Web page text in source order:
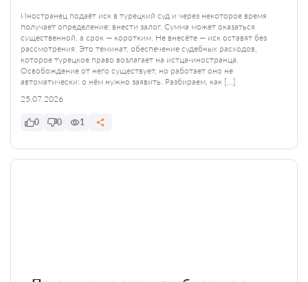
Иностранец подаёт иск в турецкий суд и через некоторое время
получает определение: внести залог. Сумма может оказаться
существенной, а срок — коротким. Не внесёте — иск оставят без
рассмотрения. Это теминат, обеспечение судебных расходов,
которое турецкое право возлагает на истца-иностранца.
Освобождение от него существует, но работает оно не
автоматически: о нём нужно заявить. Разбираем, как […]
25.07.2026
0 0 1